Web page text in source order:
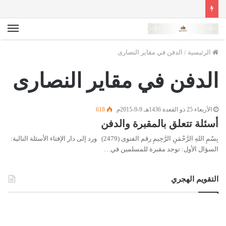
الرئيسية / الدفن في مقاير النصارى
الدفن في مقاير النصارى
الأربعاء 25 ذو القعدة 1436هـ 9-9-2015م 618
أسئلة تتعلق بالمقبرة والدفن
بِسْمِ اللهِ الرَّحْمَنِ الرَّحِيمِ رقم الفتوى (2479) ورد إلى دار الإفتاء الأسئلة التالية:
السؤال الأول: توجد مقبرة للمسلمين في…
التقويم الهجري